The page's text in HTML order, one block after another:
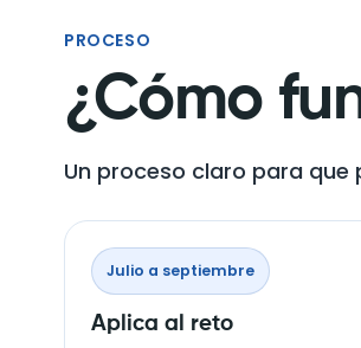
PROCESO
¿Cómo
Un proceso claro para que
Julio a septiembre
Aplica al reto